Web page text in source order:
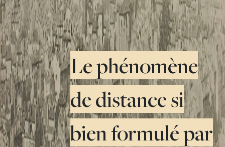
Le phénomène
de distance si
bien formulé par